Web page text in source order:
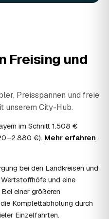
Entrümpler und ersetzt
Anrechnung klären
etwa bei einer
von Sozialhilfe oder
Wichtig: Den Antrag
beim zuständigen Amt
schriftlich ein. AWL
zugelassene Höfe und
aus —
Nachlassverwaltung
Freising und
Preisspannen und freie
unserem City-Hub.
im Schnitt 1.508 €
€). Mehr erfahren ·
bei den Landkreisen und
und eine
einer größeren
Komplettabholung durch
Einzelfahrten.